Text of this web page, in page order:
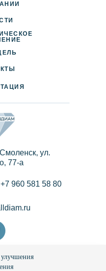
ул.
77-a
+7 960 581 58 80
ОПЛАТА